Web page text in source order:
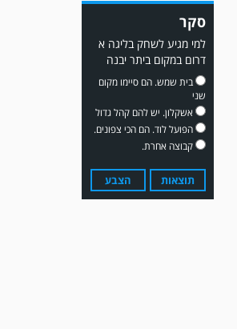
משחק אימון: שדרות גברה על
מ.ס. דימונה 1-4.
סקר
למי מגיע לשחק בליגה א
דרום במקום ביתר יבנה
בית שמש. הם סיימו מקום
שני
אשקלון. יש להם קהל גדול
הפועל לוד. הם הכי צפונים.
קבוצה אחרת.
תוצאות הצבע